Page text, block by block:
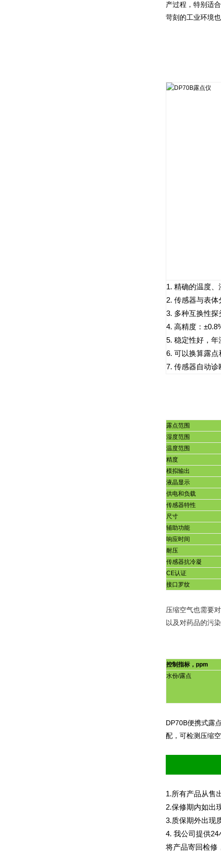
产过程，特别适
苛刻的工业环境
1. 精确的温度、
2. 传感器与表体
3. 多种互换性
4. 高精度：
5. 稳定性好，年
6. 可以换算露点
7. 传感器自动诊
露点范围
湿度范围
温度范围
精度
模拟输出
液晶显示
供电和负载
传感器特性
尺寸
辅助功能
响应时间
耐压
传感器抗冷凝
CE认证
接口罗纹
压缩空气也需要
以及对药品的污
控制指标， ppm
水份/露点
DP70B便携式露
配，可检测压缩
1.所有产品从售
2.保修期内如出
3.质保期外出现
4. 我公司提供24
将产品寄回检修